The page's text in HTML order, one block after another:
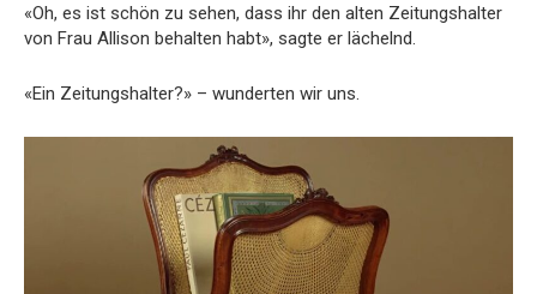
«Oh, es ist schön zu sehen, dass ihr den alten Zeitungshalter
von Frau Allison behalten habt», sagte er lächelnd.
«Ein Zeitungshalter?» – wunderten wir uns.